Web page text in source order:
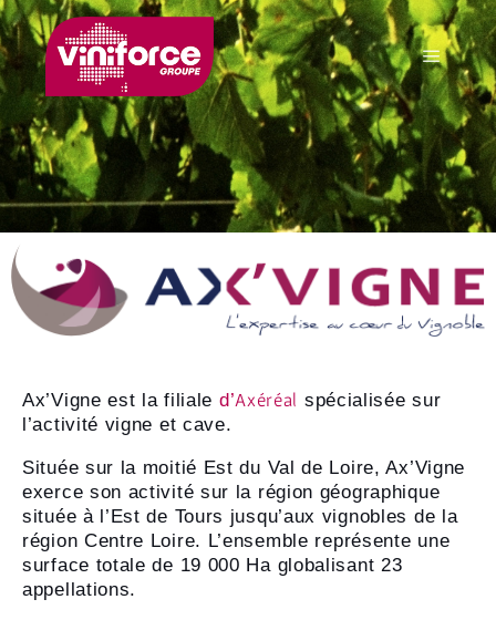
Ax’Vigne est la filiale d’Axéréal spécialisée sur
l’activité vigne et cave.
Située sur la moitié Est du Val de Loire, Ax’Vigne
exerce son activité sur la région géographique
située à l’Est de Tours jusqu’aux vignobles de la
région Centre Loire. L’ensemble représente une
surface totale de 19 000 Ha globalisant 23
appellations.